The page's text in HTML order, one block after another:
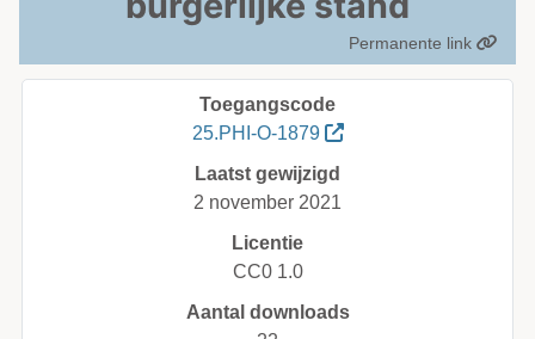
Permanente link
Toegangscode
25.PHI-O-1879
Laatst gewijzigd
2 november 2021
Licentie
CC0 1.0
Aantal downloads